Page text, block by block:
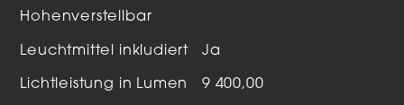
Hohenverstellbar
Leuchtmittel inkludiert Ja
Lichtleistung in Lumen 9 400,00